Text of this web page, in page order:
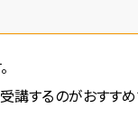
するのがおすす